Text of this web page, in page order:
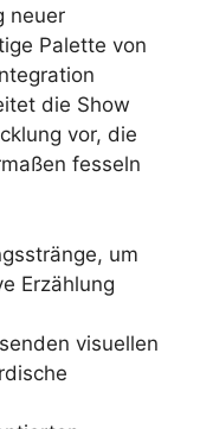
neuer
Palette von
die Show
vor, die
fesseln
um
Erzählung
visuellen